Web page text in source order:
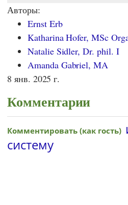
Авторы:
Ernst Erb
Katharina Hofer, MSc
Natalie Sidler, Dr. phil. I
Amanda Gabriel, MA
8 янв. 2025 г.
Комментарии